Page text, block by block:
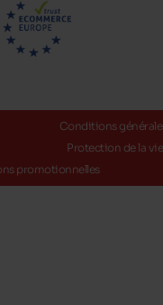
Conditions
Protection de la
promotionnelles